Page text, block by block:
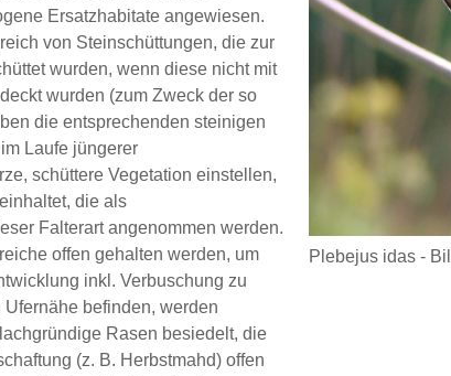
Ersatzhabitate angewiesen.
von Steinschüttungen, die zur
wurden, wenn diese nicht mit
wurden (zum Zweck der so
die entsprechenden steinigen
Laufe jüngerer
schüttere Vegetation einstellen,
die als
Falterart angenommen werden.
offen gehalten werden, um
inkl. Verbuschung zu
befinden, werden
Rasen besiedelt, die
(z. B. Herbstmahd) offen
Plebejus idas -